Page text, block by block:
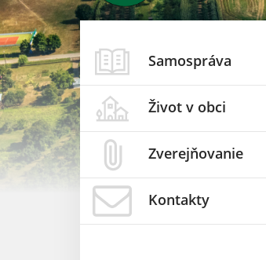
Samospráva
Život v obci
Zverejňovanie
Kontakty